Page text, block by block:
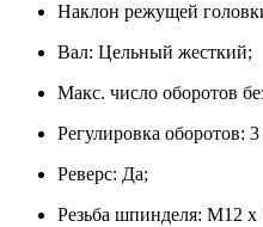
Наклон режущей
Вал: Цельный жесткий;
Макс. число оборотов
Регулировка оборотов:
Реверс: Да;
Резьба шпинделя: M12